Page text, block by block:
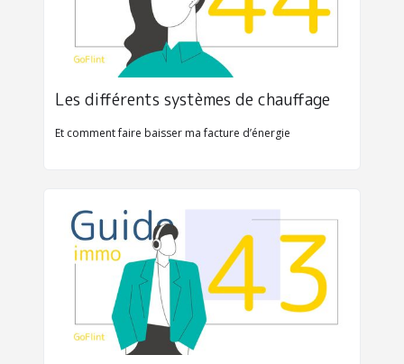
Les différents systèmes de chauffage
Et comment faire baisser ma facture d’énergie